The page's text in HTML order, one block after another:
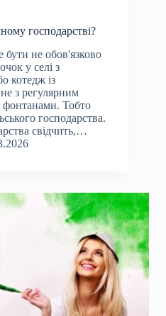
господарстві?
не обов'язково
у селі з
котедж із
з регулярним
фонтанами. Тобто
господарства.
свідчить,…